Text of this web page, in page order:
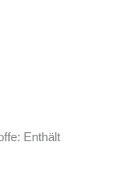
Enthält